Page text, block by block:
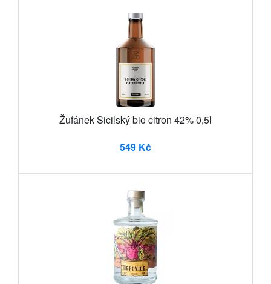
Žufánek Sicilský bio citron 42% 0,5l
549 Kč